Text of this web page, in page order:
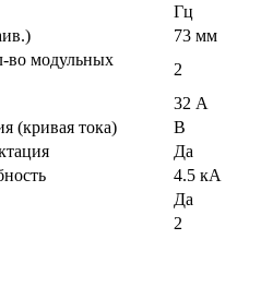
Гц
73 мм
во модульных
2
32 А
(кривая тока)
B
Да
4.5 кА
Да
2